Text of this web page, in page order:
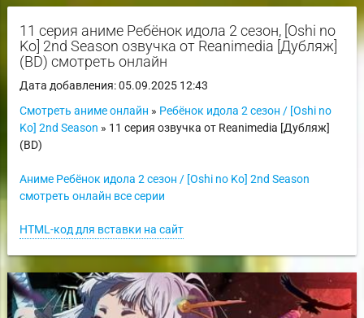
11 серия аниме Ребёнок идола 2 сезон, [Oshi no
Ko] 2nd Season озвучка от Reanimedia [Дубляж]
(BD) смотреть онлайн
Дата добавления: 05.09.2025 12:43
Смотреть аниме онлайн » Ребёнок идола 2 сезон / [Oshi no
Ko] 2nd Season » 11 серия озвучка от Reanimedia [Дубляж]
(BD)
Аниме Ребёнок идола 2 сезон / [Oshi no Ko] 2nd Season
смотреть онлайн все серии
HTML-код для вставки на сайт